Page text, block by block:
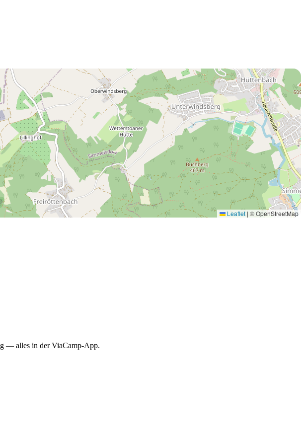
Leaflet | © OpenStreetMap
— alles in der ViaCamp-App.